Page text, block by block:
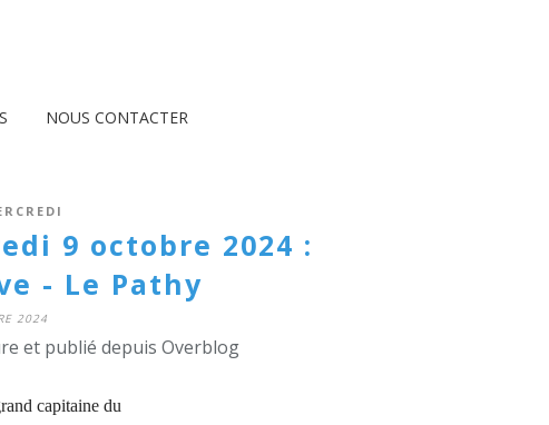
NOUS CONTACTER
9 octobre 2024 :
- Le Pathy
2024
et publié depuis Overblog
capitaine du